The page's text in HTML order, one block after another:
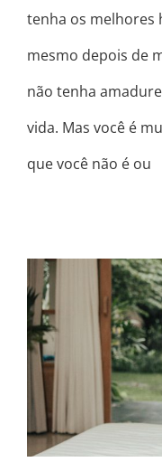
tenha os melhores
mesmo depois de
não tenha
vida. Mas você é
que você não é ou
SEU